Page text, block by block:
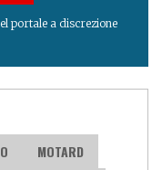
portale a discrezione
MOTARD